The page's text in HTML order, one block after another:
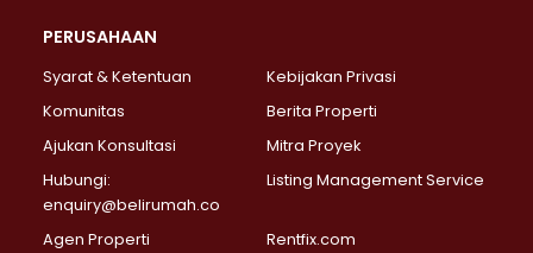
Properti Dijual di Lebak Bulus >
Properti Dijual di Gandaria Selatan >
Properti Dijual di Pondok Labu >
Properti Dijual di Lenteng Agung >
Properti Dijual di Senayan >
Properti Dijual di Pondok Pinang >
PERUSAHAAN
Syarat & Ketentuan
Kebijakan Privasi
Komunitas
Berita Properti
Ajukan Konsultasi
Mitra Proyek
Hubungi:
enquiry@belirumah.co
Listing Management Service
Agen Properti Rentfix.com